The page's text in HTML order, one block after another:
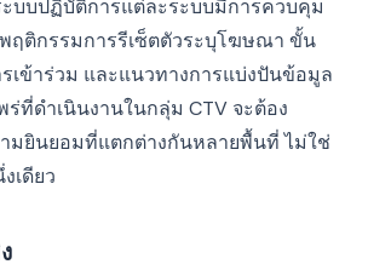
บบปฏิบัติการแต่ละระบบมีการควบคุม
ฤติกรรมการรีเซ็ตตัวระบุโฆษณา ขั้น
เข้าร่วม และแนวทางการแบ่งปันข้อมูล
ร่ที่ดำเนินงานในกลุ่ม CTV จะต้อง
มยินยอมที่แตกต่างกันหลายพื้นที่ ไม่ใช่
เดียว